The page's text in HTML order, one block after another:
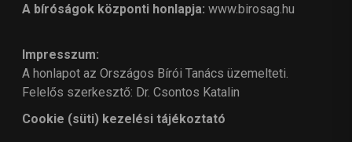
A bíróságok központi honlapja: www.birosag.hu
Impresszum:
A honlapot az Országos Bírói Tanács üzemelteti.
Felelős szerkesztő: Dr. Csontos Katalin
Cookie (süti) kezelési tájékoztató